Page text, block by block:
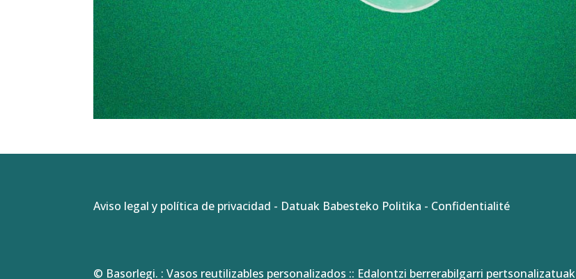
Aviso legal y política de privacidad - Datuak Babesteko Politika - Confidentialité
© Basorlegi. : Vasos reutilizables personalizados :: Edalontzi berrerabilgarri pertsonalizatuak